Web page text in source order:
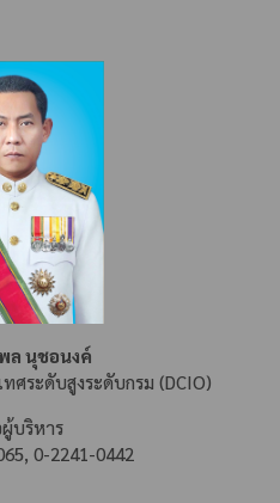
ล นุชอนงค์
ศระดับสูงระดับกรม (DCIO)
บริหาร
0-2241-0442